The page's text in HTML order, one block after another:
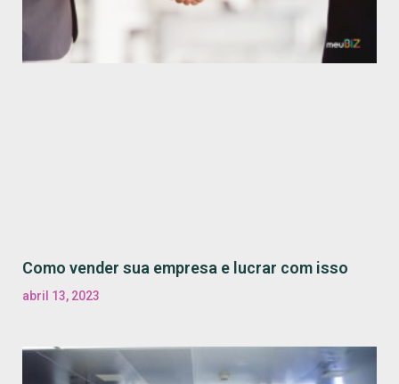
Como vender sua empresa e lucrar com isso
abril 13, 2023